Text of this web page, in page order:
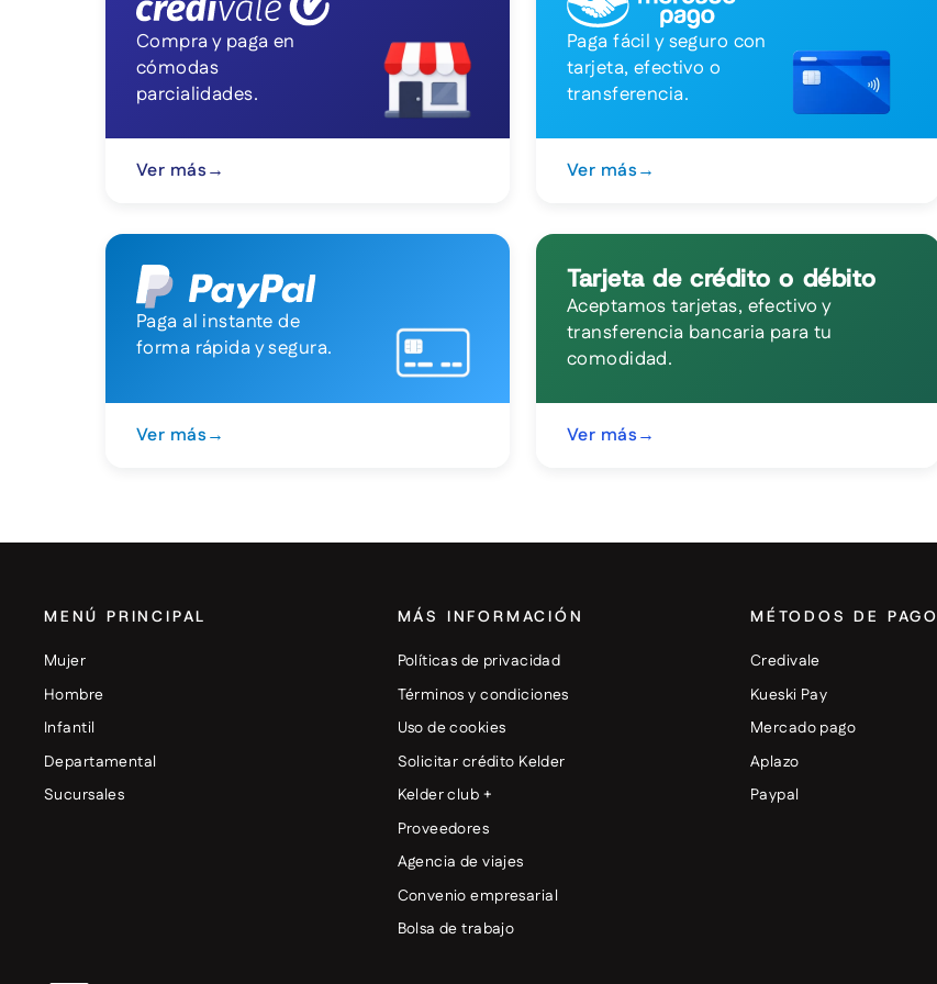
Compra y paga en
cómodas
parcialidades.
Ver más→
Paga fácil y seguro con
tarjeta, efectivo o
transferencia.
Ver más→
Paga al instante de
forma rápida y segura.
Ver más→
Tarjeta de crédito o débito
Aceptamos tarjetas, efectivo y
transferencia bancaria para tu
comodidad.
Ver más→
MENÚ PRINCIPAL
Mujer
Hombre
Infantil
Departamental
Sucursales
MÁS INFORMACIÓN
Políticas de privacidad
Términos y condiciones
Uso de cookies
Solicitar crédito Kelder
Kelder club +
Proveedores
Agencia de viajes
Convenio empresarial
Bolsa de trabajo
MÉTODOS DE PAGO
Credivale
Kueski Pay
Mercado pago
Aplazo
Paypal